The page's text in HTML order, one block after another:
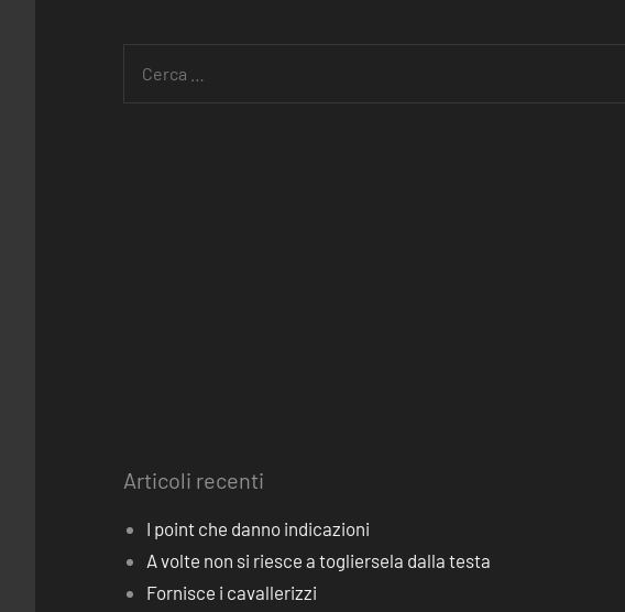
Articoli recenti
I point che danno indicazioni
A volte non si riesce a togliersela dalla testa
Fornisce i cavallerizzi